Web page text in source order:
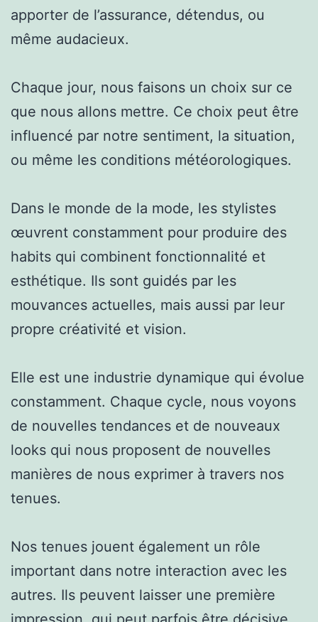
apporter de l’assurance, détendus, ou
même audacieux.
Chaque jour, nous faisons un choix sur ce
que nous allons mettre. Ce choix peut être
influencé par notre sentiment, la situation,
ou même les conditions météorologiques.
Dans le monde de la mode, les stylistes
œuvrent constamment pour produire des
habits qui combinent fonctionnalité et
esthétique. Ils sont guidés par les
mouvances actuelles, mais aussi par leur
propre créativité et vision.
Elle est une industrie dynamique qui évolue
constamment. Chaque cycle, nous voyons
de nouvelles tendances et de nouveaux
looks qui nous proposent de nouvelles
manières de nous exprimer à travers nos
tenues.
Nos tenues jouent également un rôle
important dans notre interaction avec les
autres. Ils peuvent laisser une première